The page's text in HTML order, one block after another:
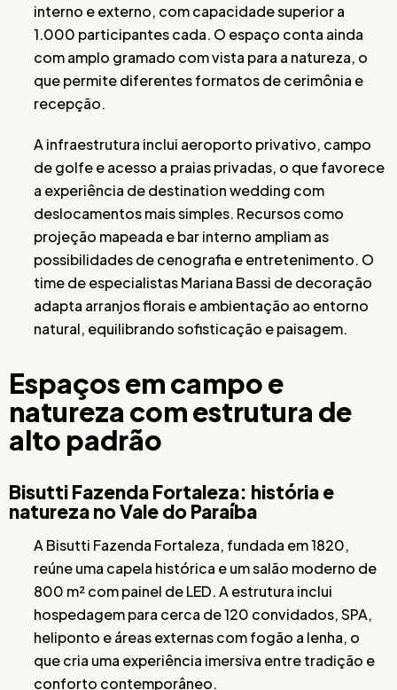
interno e externo, com capacidade superior a
1.000 participantes cada. O espaço conta ainda
com amplo gramado com vista para a natureza, o
que permite diferentes formatos de cerimônia e
recepção.
A infraestrutura inclui aeroporto privativo, campo
de golfe e acesso a praias privadas, o que favorece
a experiência de destination wedding com
deslocamentos mais simples. Recursos como
projeção mapeada e bar interno ampliam as
possibilidades de cenografia e entretenimento. O
time de especialistas Mariana Bassi de decoração
adapta arranjos florais e ambientação ao entorno
natural, equilibrando sofisticação e paisagem.
Espaços em campo e
natureza com estrutura de
alto padrão
Bisutti Fazenda Fortaleza: história e
natureza no Vale do Paraíba
A Bisutti Fazenda Fortaleza, fundada em 1820,
reúne uma capela histórica e um salão moderno de
800 m² com painel de LED. A estrutura inclui
hospedagem para cerca de 120 convidados, SPA,
heliponto e áreas externas com fogão a lenha, o
que cria uma experiência imersiva entre tradição e
conforto contemporâneo.